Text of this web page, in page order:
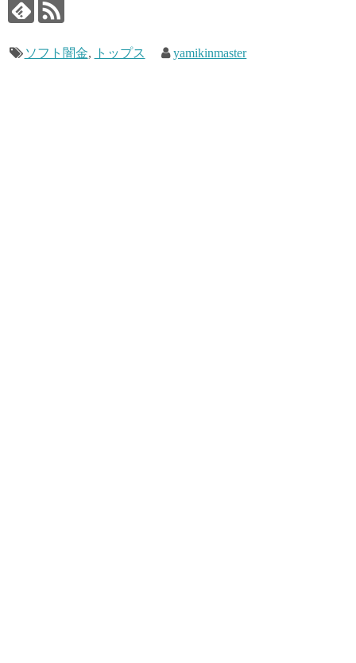
ソフト闇金, トップス yamikinmaster